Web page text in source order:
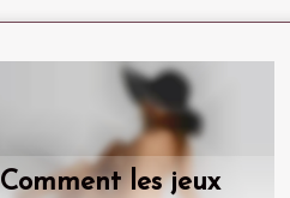
Comment les jeux